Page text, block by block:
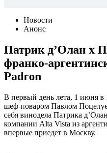
Новости
Анонс
Патрик д’Олан x
франко-
Padron
В первый день лета, 1 июня в
шеф-поваром Павлом
себя винодела Патрика
компании Alta Vista из
впервые приедет в Москву.